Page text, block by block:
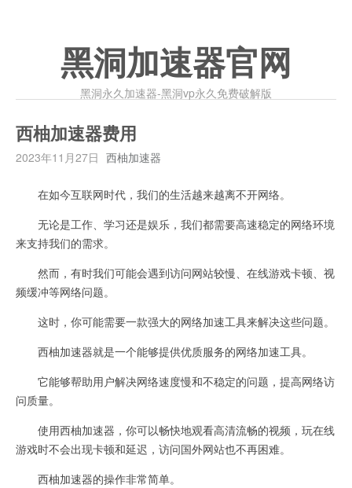
黑洞加速器官网
黑洞永久加速器-黑洞vp永久免费破解版
西柚加速器费用
2023年11月27日 西柚加速器
在如今互联网时代，我们的生活越来越离不开网络。
无论是工作、学习还是娱乐，我们都需要高速稳定的网络环境
来支持我们的需求。
然而，有时我们可能会遇到访问网站较慢、在线游戏卡顿、视
频缓冲等网络问题。
这时，你可能需要一款强大的网络加速工具来解决这些问题。
西柚加速器就是一个能够提供优质服务的网络加速工具。
它能够帮助用户解决网络速度慢和不稳定的问题，提高网络访
问质量。
使用西柚加速器，你可以畅快地观看高清流畅的视频，玩在线
游戏时不会出现卡顿和延迟，访问国外网站也不再困难。
西柚加速器的操作非常简单。